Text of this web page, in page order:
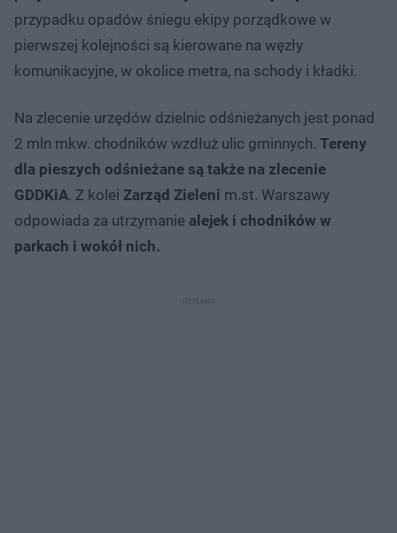
przypadku opadów śniegu ekipy porządkowe w
pierwszej kolejności są kierowane na węzły
komunikacyjne, w okolice metra, na schody i kładki.
Na zlecenie urzędów dzielnic odśnieżanych jest ponad
2 mln mkw. chodników wzdłuż ulic gminnych. Tereny
dla pieszych odśnieżane są także na zlecenie
GDDKiA. Z kolei Zarząd Zieleni m.st. Warszawy
odpowiada za utrzymanie alejek i chodników w
parkach i wokół nich.